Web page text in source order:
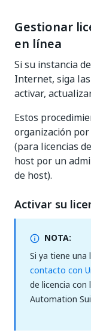
Gestionar
en línea
Si su instancia
Internet, siga
activar,
Estos
organización
(para licencias
host por un
de host).
Activar su
NOTA:
Si ya tiene una
contacto con
de licencia con
Automation